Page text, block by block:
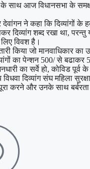
के साथ आज विधानसभा के
ने कहा कि दिव्यांगों के
दिव्यांग शब्द रखा था, परन्तु
विवश है।
किया जो मानवाधिकार का
का पेन्शन 500/ से बढाकर
का सर्वे हो, कोविड पूर्व
दिव्यांग संघ महिला
करने और उनके साथ